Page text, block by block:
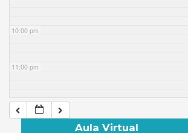
10:00 pm
11:00 pm
Aula Virtual